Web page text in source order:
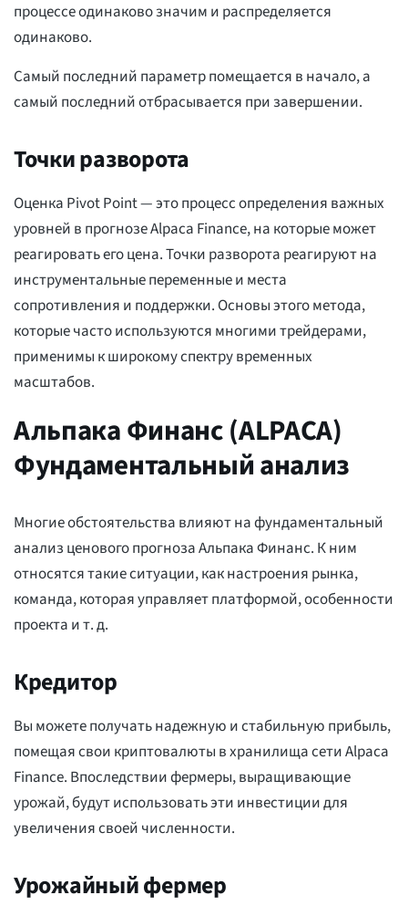
процессе одинаково значим и распределяется
одинаково.
Самый последний параметр помещается в начало, а
самый последний отбрасывается при завершении.
Точки разворота
Оценка Pivot Point — это процесс определения важных
уровней в прогнозе Alpaca Finance, на которые может
реагировать его цена. Точки разворота реагируют на
инструментальные переменные и места
сопротивления и поддержки. Основы этого метода,
которые часто используются многими трейдерами,
применимы к широкому спектру временных
масштабов.
Альпака Финанс (ALPACA)
Фундаментальный анализ
Многие обстоятельства влияют на фундаментальный
анализ ценового прогноза Альпака Финанс. К ним
относятся такие ситуации, как настроения рынка,
команда, которая управляет платформой, особенности
проекта и т. д.
Кредитор
Вы можете получать надежную и стабильную прибыль,
помещая свои криптовалюты в хранилища сети Alpaca
Finance. Впоследствии фермеры, выращивающие
урожай, будут использовать эти инвестиции для
увеличения своей численности.
Урожайный фермер